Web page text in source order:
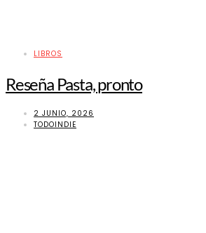
LIBROS
Reseña Pasta, pronto
2 JUNIO, 2026
TODOINDIE